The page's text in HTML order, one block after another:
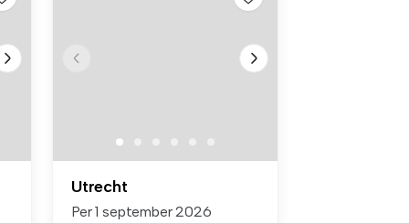
Utrecht
Per 1 september 2026